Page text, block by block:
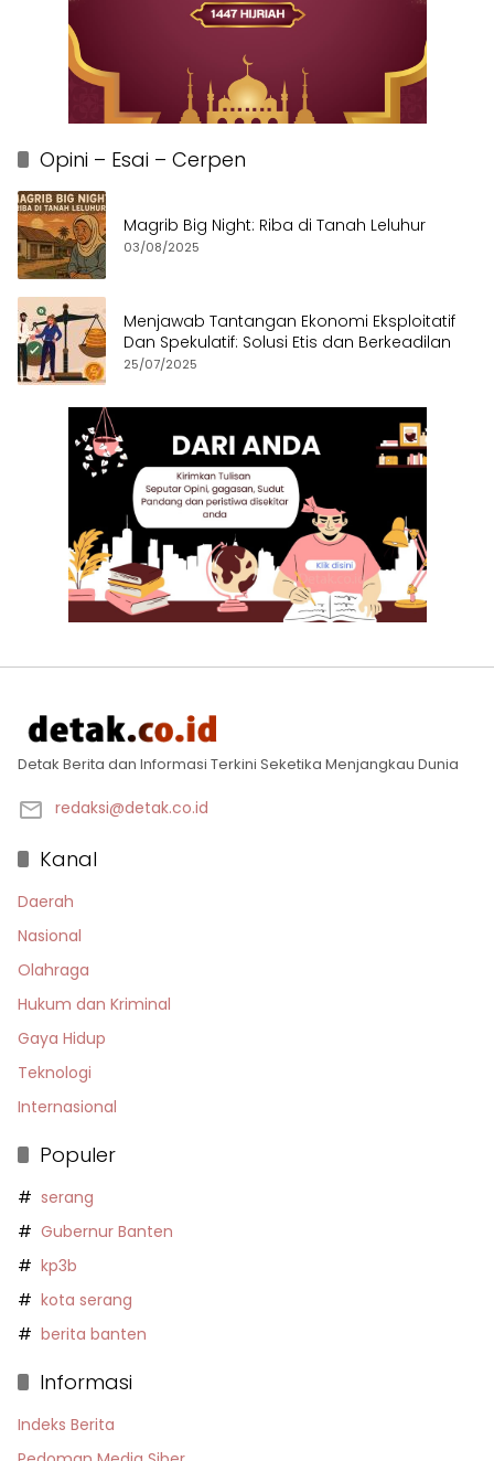
Opini – Esai – Cerpen
Magrib Big Night: Riba di Tanah Leluhur
03/08/2025
Menjawab Tantangan Ekonomi Eksploitatif
Dan Spekulatif: Solusi Etis dan Berkeadilan
25/07/2025
Detak Berita dan Informasi Terkini Seketika Menjangkau Dunia
redaksi@detak.co.id
Kanal
Daerah
Nasional
Olahraga
Hukum dan Kriminal
Gaya Hidup
Teknologi
Internasional
Populer
serang
Gubernur Banten
kp3b
kota serang
berita banten
Informasi
Indeks Berita